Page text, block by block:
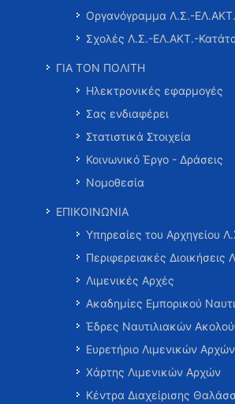
Οργανόγραμμα Λ.Σ.-ΕΛ.ΑΚΤ.
Σχολές Λ.Σ.-ΕΛ.ΑΚΤ.-
ΓΙΑ ΤΟΝ ΠΟΛΙΤΗ
Ηλεκτρονικές εφαρμογές
Σας ενδιαφέρει
Στατιστικά Στοιχεία
Κοινωνικό Έργο - Δράσεις
Νομοθεσία
ΕΠΙΚΟΙΝΩΝΙΑ
Υπηρεσίες του Αρχηγείου
Περιφερειακές
Λιμενικές Αρχές
Ακαδημίες Εμπορικού
Έδρες Ναυτιλιακών
Ευρετήριο Λιμενικών Αρχών
Χάρτης Λιμενικών Αρχών
Κέντρα Διαχείρισης